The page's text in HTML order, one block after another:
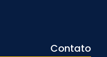
Contato